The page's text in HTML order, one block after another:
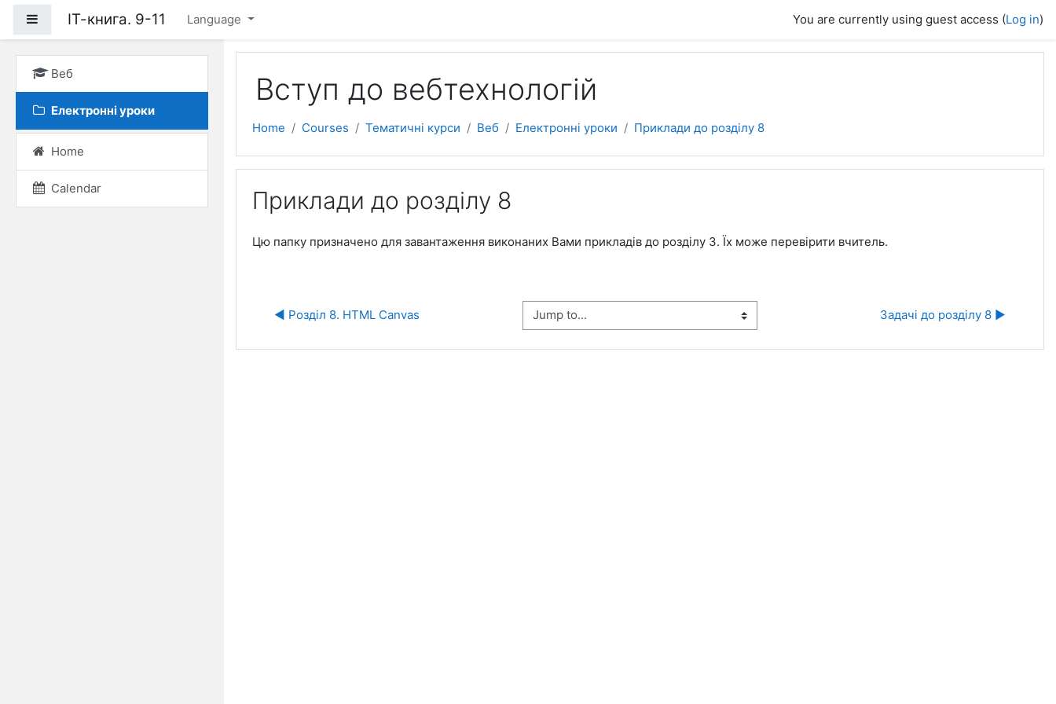
Side panel
ІТ-книга. 9-11 Language You are currently using guest access (Log in)
Веб
Електронні уроки
Home
Calendar
Вступ до вебтехнологій
Home Courses Тематичні курси Веб Електронні уроки Приклади до розділу 8
Приклади до розділу 8
Цю папку призначено для завантаження виконаних Вами прикладів до розділу 3. Їх може перевірити вчитель.
◀︎ Розділ 8. HTML Canvas Jump to... Задачі до розділу 8 ▶︎